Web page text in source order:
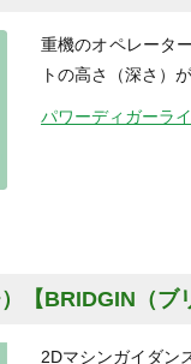
重機のオペレータ
トの高さ（深さ）
パワーディガーラ
【BRIDGIN（ブ
2Dマシンガイダン